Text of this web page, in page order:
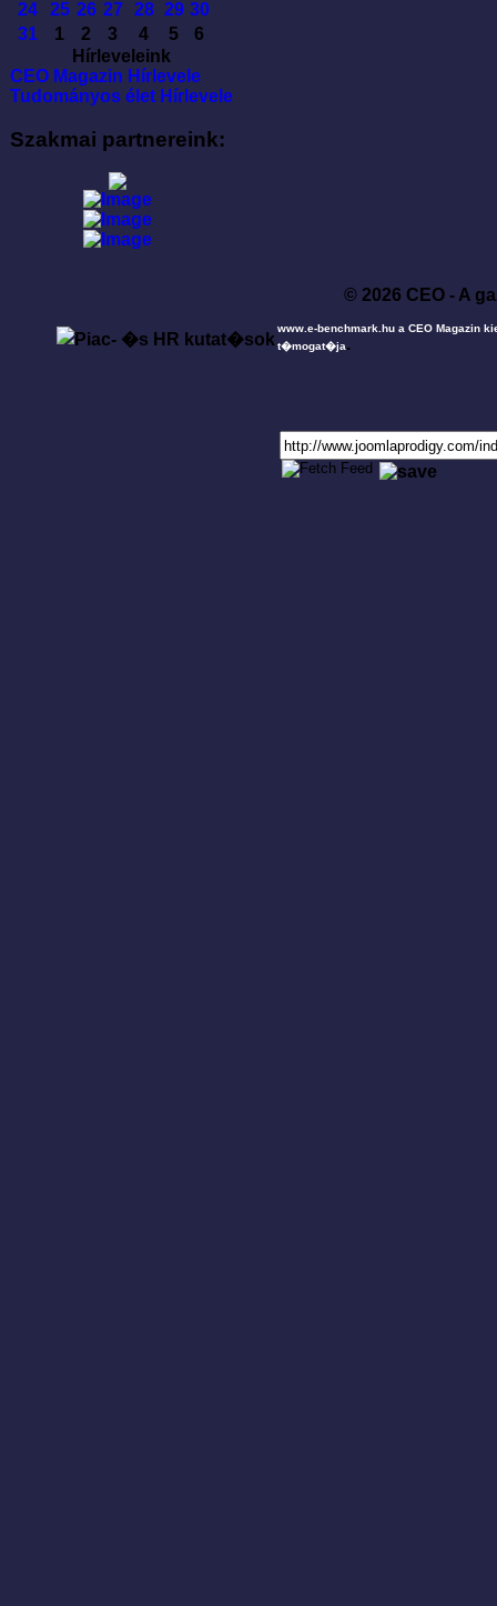
24
25 26 27 28 29 30
31
1 2 3 4 5
6
Hírleveleink
CEO Magazin Hírlevele
Tudományos élet Hírlevele
Szakmai partnereink:
© 2026 CEO - A
www.e-benchmark.hu a CEO Magazin
t�mogat�ja.